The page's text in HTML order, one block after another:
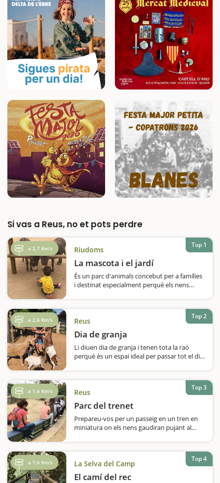
Si vas a Reus, no et pots perdre
a 2,7 Km's Riudoms
La mascota i el jardí
És un parc d'animals concebut per a famílies
i destinat especialment perquè els nens
exòtiquesL'espai està dissenyat perquè les
famílies facin un recorregut…
Top 1
a 2,6 Km's Reus
Dia de granja
Li diuen dia de granja i tenen tota la raó
perquè ès un espai ideal per passar tot el dia
el que ofereixen: una ruta per la granja
d’animals durant la qual…
Top 2
a 1,6 Km's Reus
Parc del trenet
Prepareu-vos per un passeig en un tren en
miniatura on els nens gaudiran pujant al
500 metres i fins i tot passem per sota d'un
túnel. A…
Top 3
a 7,6 Km's La Selva del Camp
El camí del rec
Top 4